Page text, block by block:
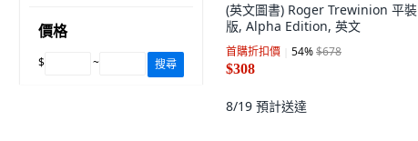
價格
$ ~ 搜尋
(英文圖書) Roger Trewinion 平裝
版, Alpha Edition, 英文
首購折扣價 54%$678
$308
8/19 預計送達